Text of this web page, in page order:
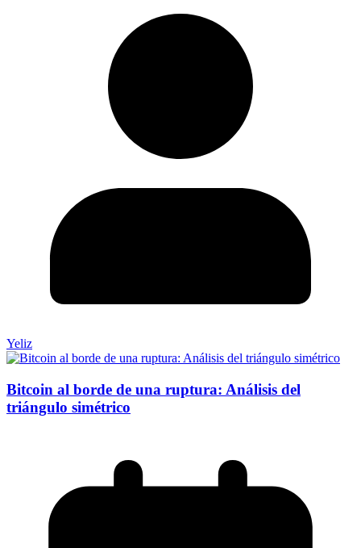
Yeliz
Bitcoin al borde de una ruptura: Análisis del
triángulo simétrico